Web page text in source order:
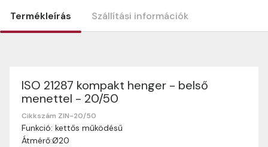
Termékleírás Szállítási információk
ISO 21287 kompakt henger - belső
menettel - 20/50
Cikkszám ZIN-20/50
Funkció: kettős működésű
Átmérő:Ø20
Szállítási információk
Nagyon köszönjük, hogy webshopunkat választottátok
vásárlásaitokhoz. Az alábbiakban megtaláljátok szállítási
információinkat, hogy a vásárlásotok gördülékenyen és
zökkenőmentesen történhessen.